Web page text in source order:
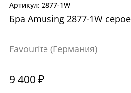
2877-1W
Бра Amusing 2877-1W серое
Favourite (Германия)
9 400 ₽